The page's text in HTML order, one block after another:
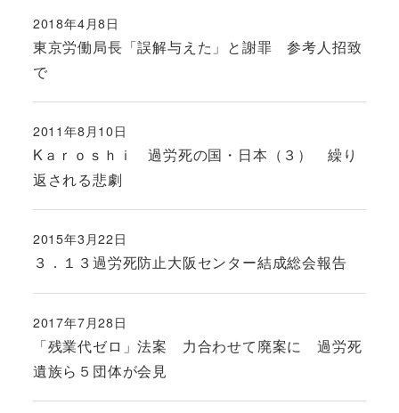
東京労働局長「誤解与えた」と謝罪 参考人招致
で
投稿日
2018年4月8日
Kａｒｏｓｈｉ 過労死の国・日本（３） 繰り
返される悲劇
投稿日
2011年8月10日
３．１３過労死防止大阪センター結成総会報告
投稿日
2015年3月22日
「残業代ゼロ」法案 力合わせて廃案に 過労死
遺族ら５団体が会見
投稿日
2017年7月28日